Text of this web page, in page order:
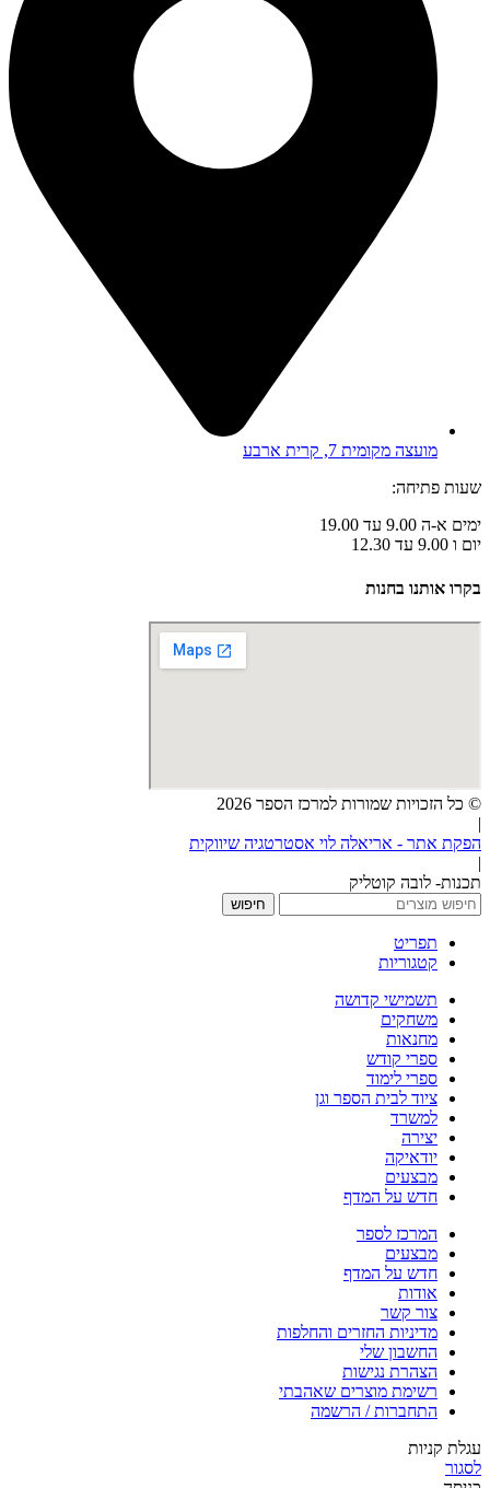
מועצה מקומית 7, קרית ארבע
שעות פתיחה:
ימים א-ה 9.00 עד 19.00
יום ו 9.00 עד 12.30
בקרו אותנו בחנות
© כל הזכויות שמורות למרכז הספר 2026
|
הפקת אתר - אריאלה לוי אסטרטגיה שיווקית
|
תכנות- לובה קוטליק
חיפוש
תפריט
קטגוריות
תשמישי קדושה
משחקים
מחנאות
ספרי קודש
ספרי לימוד
ציוד לבית הספר וגן
למשרד
יצירה
יודאיקה
מבצעים
חדש על המדף
המרכז לספר
מבצעים
חדש על המדף
אודות
צור קשר
מדיניות החזרים והחלפות
החשבון שלי
הצהרת נגישות
רשימת מוצרים שאהבתי
התחברות / הרשמה
עגלת קניות
לסגור